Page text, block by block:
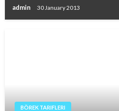
admin 30 January 2013
BÖREK TARIFLERI